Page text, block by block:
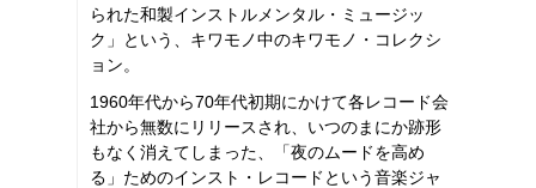
られた和製インストルメンタル・ミュージッ
ク」という、キワモノ中のキワモノ・コレクシ
ョン。
1960年代から70年代初期にかけて各レコード会
社から無数にリリースされ、いつのまにか跡形
もなく消えてしまった、「夜のムードを高め
る」ためのインスト・レコードという音楽ジャ